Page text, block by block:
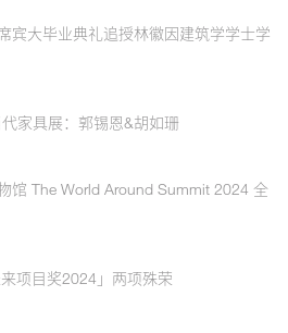
宾大毕业典礼追授林徽因建筑学学士学
家具展：郭锡恩&胡如珊
馆 The World Around Summit 2024 全
项目奖2024」两项殊荣